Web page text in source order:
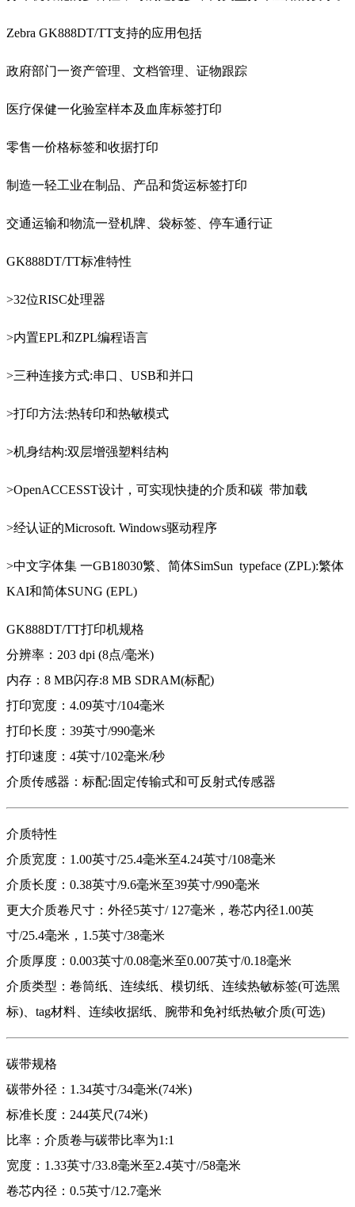
Zebra GK888DT/TT支持的应用包括
政府部门一资产管理、文档管理、证物跟踪
医疗保健一化验室样本及血库标签打印
零售一价格标签和收据打印
制造一轻工业在制品、产品和货运标签打印
交通运输和物流一登机牌、袋标签、停车通行证
GK888DT/TT标准特性
>32位RISC处理器
>内置EPL和ZPL编程语言
>三种连接方式:串口、USB和并口
>打印方法:热转印和热敏模式
>机身结构:双层增强塑料结构
>OpenACCESST设计，可实现快捷的介质和碳 带加载
>经认证的Microsoft. Windows驱动程序
>中文字体集 一GB18030繁、简体SimSun typeface (ZPL):繁体
KAI和简体SUNG (EPL)
GK888DT/TT打印机规格
分辨率：203 dpi (8点/毫米)
内存：8 MB闪存:8 MB SDRAM(标配)
打印宽度：4.09英寸/104毫米
打印长度：39英寸/990毫米
打印速度：4英寸/102毫米/秒
介质传感器：标配:固定传输式和可反射式传感器
介质特性
介质宽度：1.00英寸/25.4毫米至4.24英寸/108毫米
介质长度：0.38英寸/9.6毫米至39英寸/990毫米
更大介质卷尺寸：外径5英寸/ 127毫米，卷芯内径1.00英
寸/25.4毫米，1.5英寸/38毫米
介质厚度：0.003英寸/0.08毫米至0.007英寸/0.18毫米
介质类型：卷筒纸、连续纸、模切纸、连续热敏标签(可选黑
标)、tag材料、连续收据纸、腕带和免衬纸热敏介质(可选)
碳带规格
碳带外径：1.34英寸/34毫米(74米)
标准长度：244英尺(74米)
比率：介质卷与碳带比率为1:1
宽度：1.33英寸/33.8毫米至2.4英寸//58毫米
卷芯内径：0.5英寸/12.7毫米